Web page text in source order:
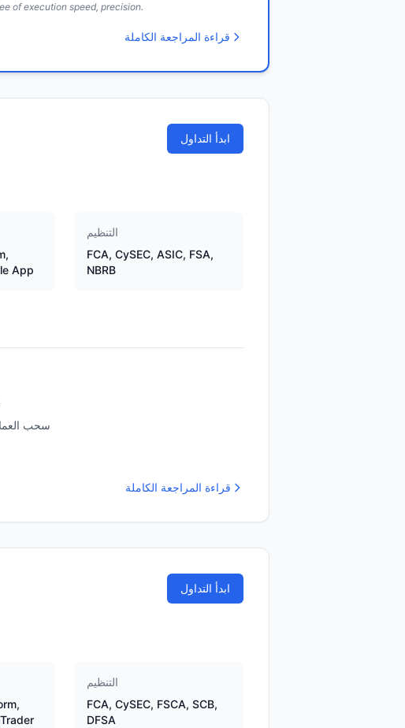
of execution speed, precision.
قراءة المراجعة الكاملة
ابدأ التداول
App
التنظيم
FCA, CySEC, ASIC, FSA,
NBRB
سحب
قراءة المراجعة الكاملة
ابدأ التداول
التنظيم
FCA, CySEC, FSCA, SCB,
DFSA